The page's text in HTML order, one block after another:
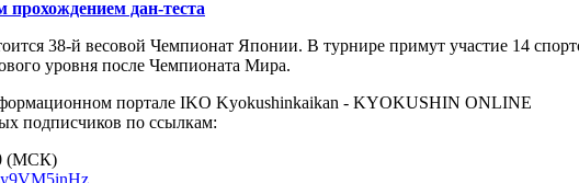
дан-теста
38-й весовой Чемпионат Японии. В турнире примут участие 14
уровня после Чемпионата Мира.
портале IKO Kyokushinkaikan - KYOKUSHIN ONLINE
подписчиков по ссылкам:
(МСК)